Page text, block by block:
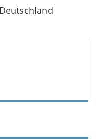
Deutschland